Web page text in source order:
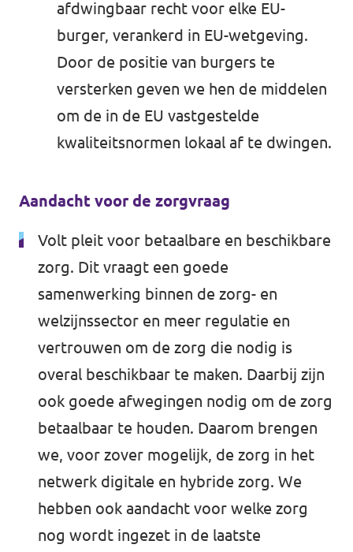
afdwingbaar recht voor elke EU-
burger, verankerd in EU-wetgeving.
Door de positie van burgers te
versterken geven we hen de middelen
om de in de EU vastgestelde
kwaliteitsnormen lokaal af te dwingen.
Aandacht voor de zorgvraag
Volt pleit voor betaalbare en beschikbare
zorg. Dit vraagt een goede
samenwerking binnen de zorg- en
welzijnssector en meer regulatie en
vertrouwen om de zorg die nodig is
overal beschikbaar te maken. Daarbij zijn
ook goede afwegingen nodig om de zorg
betaalbaar te houden. Daarom brengen
we, voor zover mogelijk, de zorg in het
netwerk digitale en hybride zorg. We
hebben ook aandacht voor welke zorg
nog wordt ingezet in de laatste